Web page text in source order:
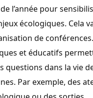
l’année pour
écologiques. Cela
de
et éducatifs
questions dans la vie
Par exemple, des